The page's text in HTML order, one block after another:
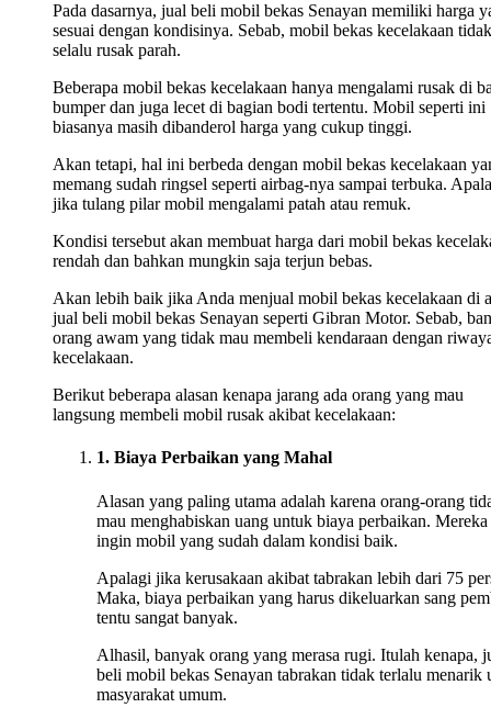
Pada dasarnya, jual beli mobil bekas Senayan memiliki harga
sesuai dengan kondisinya. Sebab, mobil bekas kecelakaan tidak
selalu rusak parah.
Beberapa mobil bekas kecelakaan hanya mengalami rusak di
bumper dan juga lecet di bagian bodi tertentu. Mobil seperti ini
biasanya masih dibanderol harga yang cukup tinggi.
Akan tetapi, hal ini berbeda dengan mobil bekas kecelakaan
memang sudah ringsel seperti airbag-nya sampai terbuka.
jika tulang pilar mobil mengalami patah atau remuk.
Kondisi tersebut akan membuat harga dari mobil bekas
rendah dan bahkan mungkin saja terjun bebas.
Akan lebih baik jika Anda menjual mobil bekas kecelakaan di
jual beli mobil bekas Senayan seperti Gibran Motor. Sebab,
orang awam yang tidak mau membeli kendaraan dengan
kecelakaan.
Berikut beberapa alasan kenapa jarang ada orang yang mau
langsung membeli mobil rusak akibat kecelakaan:
1. Biaya Perbaikan yang Mahal
Alasan yang paling utama adalah karena orang-orang
mau menghabiskan uang untuk biaya perbaikan. Mereka
ingin mobil yang sudah dalam kondisi baik.
Apalagi jika kerusakaan akibat tabrakan lebih dari 75
Maka, biaya perbaikan yang harus dikeluarkan sang
tentu sangat banyak.
Alhasil, banyak orang yang merasa rugi. Itulah kenapa,
beli mobil bekas Senayan tabrakan tidak terlalu menarik
masyarakat umum.